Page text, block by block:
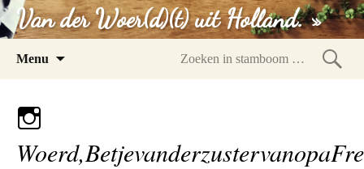
Van der Woer(d)(t) uit Holland. »
Menu